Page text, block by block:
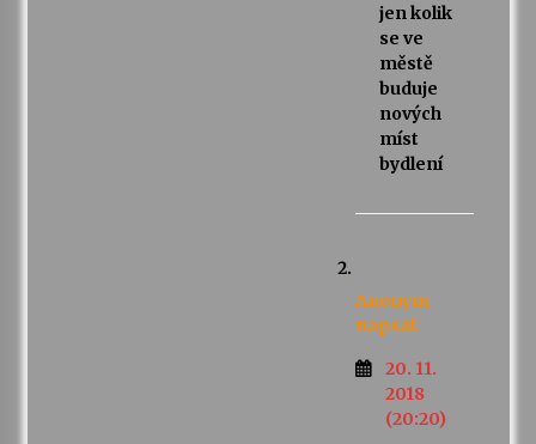
jen kolik
se ve
městě
buduje
nových
míst
bydlení
Anonym
napsal:
20. 11.
2018
(20:20)